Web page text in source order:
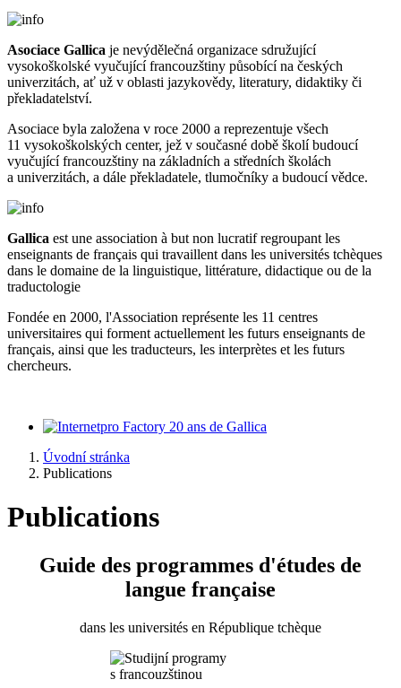
Asociace Gallica je nevýdělečná organizace sdružující
vysokoškolské vyučující francouzštiny působící na českých
univerzitách, ať už v oblasti jazykovědy, literatury, didaktiky či
překladatelství.
Asociace byla založena v roce 2000 a reprezentuje všech
11 vysokoškolských center, jež v současné době školí budoucí
vyučující francouzštiny na základních a středních školách
a univerzitách, a dále překladatele, tlumočníky a budoucí vědce.
Gallica est une association à but non lucratif regroupant les
enseignants de français qui travaillent dans les universités tchèques
dans le domaine de la linguistique, littérature, didactique ou de la
traductologie
Fondée en 2000, l'Association représente les 11 centres
universitaires qui forment actuellement les futurs enseignants de
français, ainsi que les traducteurs, les interprètes et les futurs
chercheurs.
20 ans de Gallica
Úvodní stránka
Publications
Publications
Guide des programmes d'études de
langue française
dans les universités en République tchèque